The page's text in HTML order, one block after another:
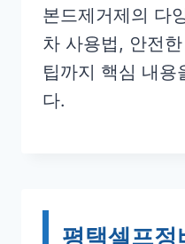
본드제거제의 다
차 사용법, 안전
팁까지 핵심 내용
다.
평택셀프정